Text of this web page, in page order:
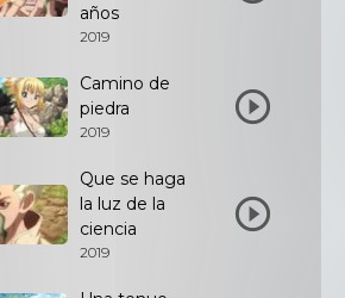
años
2019
Camino de
piedra
2019
Que se haga
la luz de la
ciencia
2019